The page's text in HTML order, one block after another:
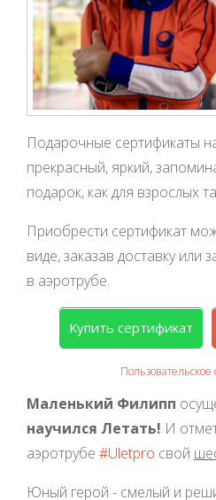
Подарочные сертификаты
прекрасный, яркий,
подарок, как для взрослых
Приобрести сертификат
виде, заказав доставку или
в аэротрубе.
Купить сертификат
Маленький Филипп
научился Летать! И
аэротрубе #Uletpro свой
Юный герой - смелый и